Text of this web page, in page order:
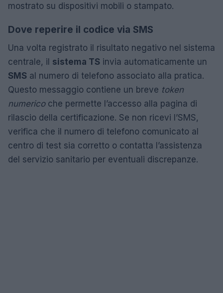
mostrato su dispositivi mobili o stampato.
Dove reperire il codice via SMS
Una volta registrato il risultato negativo nel sistema
centrale, il sistema TS invia automaticamente un
SMS al numero di telefono associato alla pratica.
Questo messaggio contiene un breve token
numericoche permette l’accesso alla pagina di
rilascio della certificazione. Se non ricevi l’SMS,
verifica che il numero di telefono comunicato al
centro di test sia corretto o contatta l’assistenza
del servizio sanitario per eventuali discrepanze.